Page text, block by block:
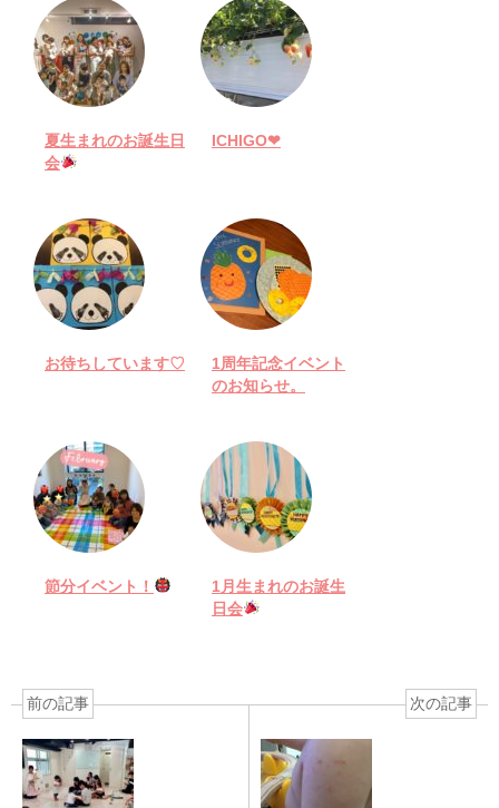
夏生まれのお誕生日
会
ICHIGO❤︎
お待ちしています♡
1周年記念イベント
のお知らせ。
節分イベント！
1月生まれのお誕生
日会
前の記事 次の記事